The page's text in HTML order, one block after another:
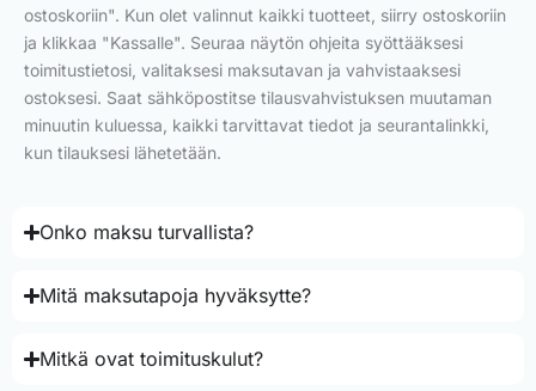
ostoskoriin". Kun olet valinnut kaikki tuotteet, siirry ostoskoriin
ja klikkaa "Kassalle". Seuraa näytön ohjeita syöttääksesi
toimitustietosi, valitaksesi maksutavan ja vahvistaaksesi
ostoksesi. Saat sähköpostitse tilausvahvistuksen muutaman
minuutin kuluessa, kaikki tarvittavat tiedot ja seurantalinkki,
kun tilauksesi lähetetään.
Onko maksu turvallista?
Mitä maksutapoja hyväksytte?
Mitkä ovat toimituskulut?